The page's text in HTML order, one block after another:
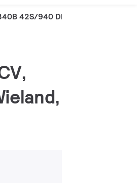
42S/940 DEIA W60L60 PCV